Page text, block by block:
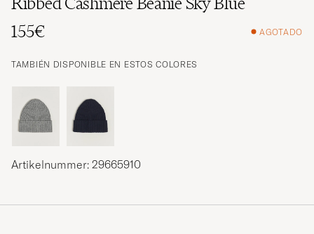
155€
AGOTADO
TAMBIÉN DISPONIBLE EN ESTOS COLORES
Artikelnummer: 29665910